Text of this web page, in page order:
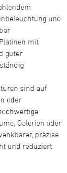
und
mit
guter
sind auf
oder
Galerien oder
präzise
und reduziert